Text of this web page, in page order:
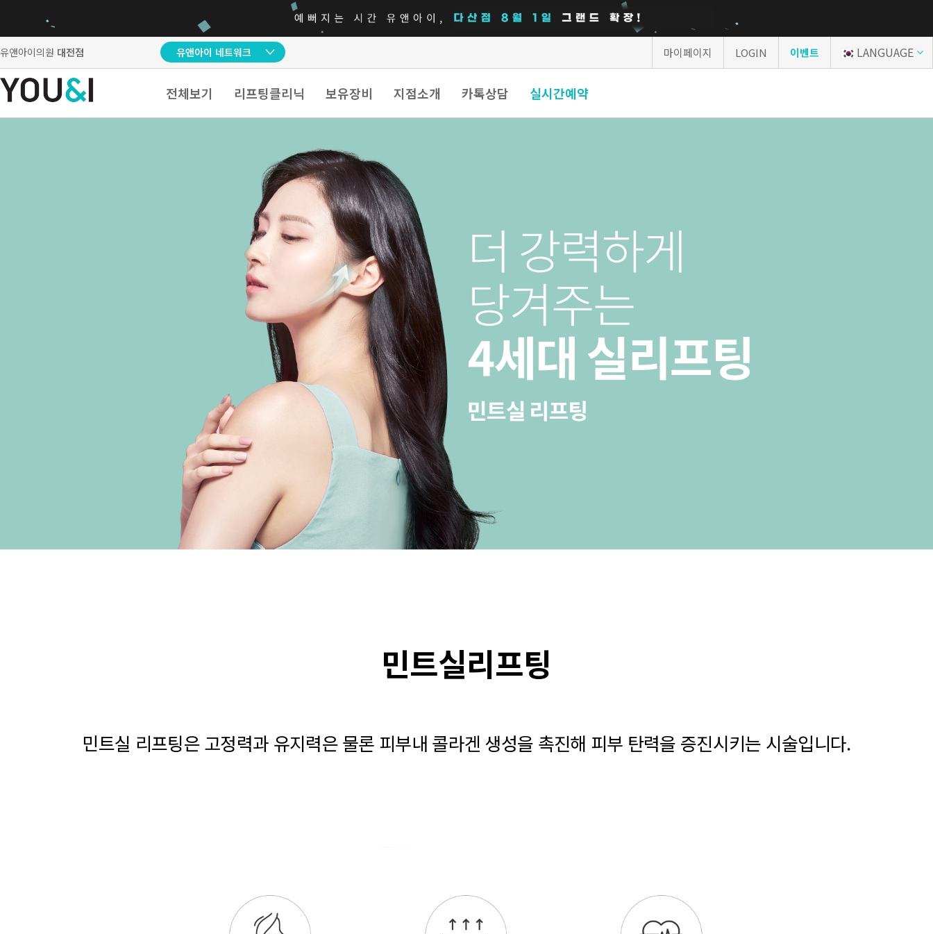
유앤아이의원 대전점 유앤아이 네트워크 마이페이지 LOGIN 이벤트 LANGUAGE
전체보기 리프팅클리닉 보유장비 지점소개 카톡상담 실시간예약
민트실리프팅
민트실 리프팅은 고정력과 유지력은 물론 피부내 콜라겐 생성을 촉진해 피부 탄력을 증진시키는 시술입니다.